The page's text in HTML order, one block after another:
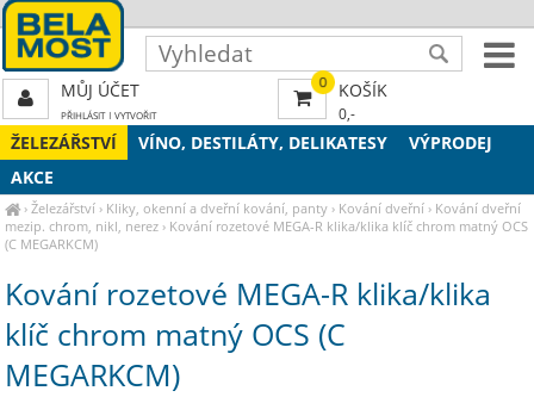
ŽELEZÁŘSTVÍ VÍNO, DESTILÁTY, DELIKATESY
VÝPRODEJ
AKCE
›Železářství › Kliky, okenní a dveřní kování, panty › Kování dveřní › Kování dveřní
mezip. chrom, nikl, nerez › Kování rozetové MEGA-R klika/klika klíč chrom matný OCS
(C MEGARKCM)
Kování rozetové MEGA-R klika/klika
klíč chrom matný OCS (C
MEGARKCM)
0 KOŠÍK
0,-
MŮJ ÚČET
PŘIHLÁSIT| VYTVOŘIT